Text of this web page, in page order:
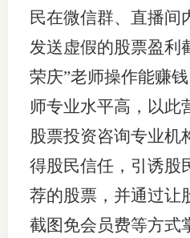
民在微信群、直播间
发送虚假的股票盈利
荣庆”老师操作能赚
师专业水平高，以此
股票投资咨询专业机
得股民信任，引诱股
荐的股票，并通过让
截图免会员费等方式